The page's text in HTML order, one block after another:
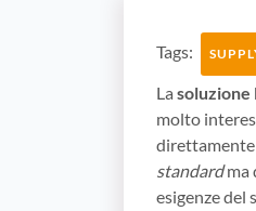
Tags:
La soluzione
molto
direttamente
standardma
esigenze del